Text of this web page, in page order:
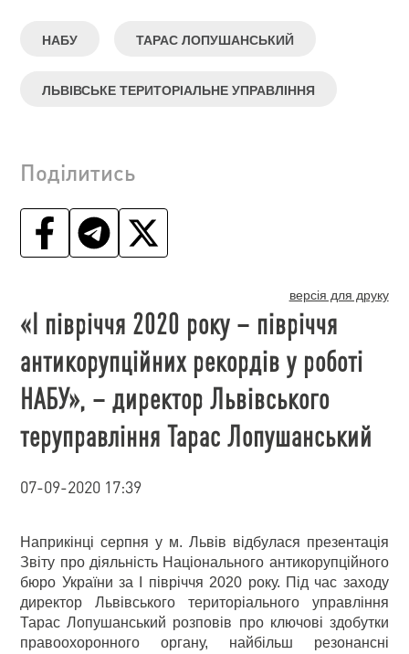
НАБУ ТАРАС ЛОПУШАНСЬКИЙ
ЛЬВІВСЬКЕ ТЕРИТОРІАЛЬНЕ УПРАВЛІННЯ
Поділитись
версія для друку
«І півріччя 2020 року – півріччя
антикорупційних рекордів у роботі
НАБУ», – директор Львівського
теруправління Тарас Лопушанський
07-09-2020 17:39
Наприкінці серпня у м. Львів відбулася презентація
Звіту про діяльність Національного антикорупційного
бюро України за І півріччя 2020 року. Під час заходу
директор Львівського територіального управління
Тарас Лопушанський розповів про ключові здобутки
правоохоронного органу, найбільш резонансні